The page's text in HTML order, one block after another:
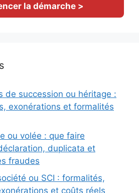
la démarche >
de succession ou héritage :
exonérations et formalités
ou volée : que faire
duplicata et
fraudes
ou SCI : formalités,
et coûts réels